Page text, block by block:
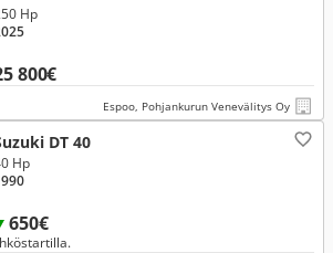
800€
Hp
Espoo, Pohjankurun Venevälitys Oy
DT 40
650€
Hp